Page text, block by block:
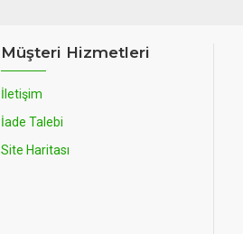
Müşteri Hizmetleri
İletişim
İade Talebi
Site Haritası